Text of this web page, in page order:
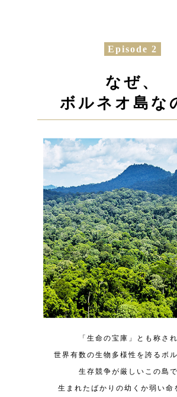
Episode 2
なぜ、
ボルネオ島な
「生命の宝庫」とも称され
世界有数の生物多様性を誇るボル
生存競争が厳しいこの島で
生まれたばかりの幼くか弱い命